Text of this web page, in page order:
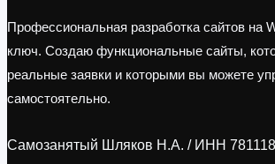
Профессиональная разработка сайтов на
ключ. Создаю функциональные сайты,
реальные заявки и которыми вы можете
самостоятельно.
Самозанятый Шляков Н.А. / ИНН